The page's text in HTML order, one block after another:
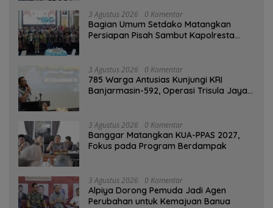
3 Agustus 2026 0 Komentar
Bagian Umum Setdako Matangkan
Persiapan Pisah Sambut Kapolresta
3 Agustus 2026 0 Komentar
785 Warga Antusias Kunjungi KRI
Banjarmasin-592, Operasi Trisula Jaya
3 Agustus 2026 0 Komentar
‎Banggar Matangkan KUA-PPAS 2027,
Fokus pada Program Berdampak
3 Agustus 2026 0 Komentar
‎Alpiya Dorong Pemuda Jadi Agen
Perubahan untuk Kemajuan Banua ‎